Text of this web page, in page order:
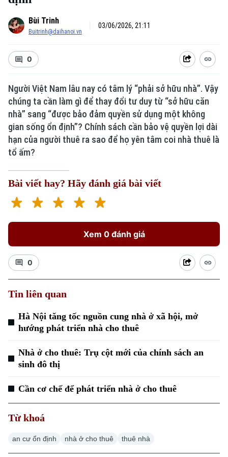
Xu hướng
Chuyên mục
Thời sự
Hà Nội
Bùi Trinh
Buitrinh@daihanoi.vn
03/06/2026, 21:11
0
Người Việt Nam lâu nay có tâm lý “phải sở hữu nhà”. Vậy
chúng ta cần làm gì để thay đổi tư duy từ “sở hữu căn
nhà” sang “được bảo đảm quyền sử dụng một không
gian sống ổn định”? Chính sách cần bảo vệ quyền lợi dài
hạn của người thuê ra sao để họ yên tâm coi nhà thuê là
tổ ấm?
Bài viết hay? Hãy đánh giá bài viết
Xem 0 đánh giá
0
Tin liên quan
Hà Nội tăng tốc nguồn cung nhà ở xã hội, mở
hướng phát triển nhà cho thuê
Nhà ở cho thuê: Trụ cột mới của chính sách an
sinh đô thị
Cần cơ chế để phát triển nhà ở cho thuê
Từ khoá
an cư ổn định nhà ở cho thuê thuê nhà